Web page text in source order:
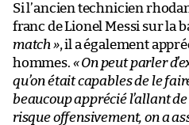
Si l’ancien technicien
franc de Lionel Messi sur la
match », il a également
hommes. « On peut parler
qu’on était capables de le
beaucoup apprécié l’allant
risque offensivement, on a